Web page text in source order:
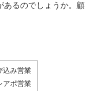
るのでしょうか。
込み営業
アポ営業